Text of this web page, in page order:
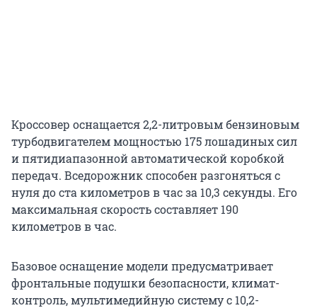
Кроссовер оснащается 2,2-литровым бензиновым
турбодвигателем мощностью 175 лошадиных сил
и пятидиапазонной автоматической коробкой
передач. Вседорожник способен разгоняться с
нуля до ста километров в час за 10,3 секунды. Его
максимальная скорость составляет 190
километров в час.
Базовое оснащение модели предусматривает
фронтальные подушки безопасности, климат-
контроль, мультимедийную систему с 10,2-